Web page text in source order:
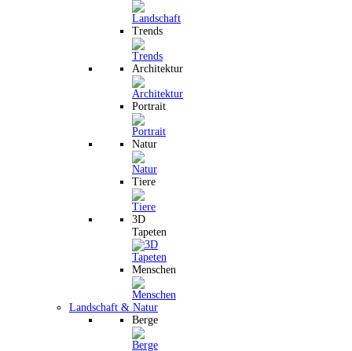
Trends
Architektur
Portrait
Natur
Tiere
3D
Tapeten
Menschen
Landschaft & Natur
Berge